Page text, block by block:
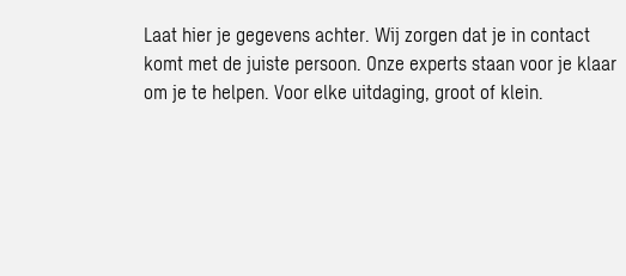
Laat hier je gegevens achter. Wij zorgen dat je in contact
komt met de juiste persoon. Onze experts staan voor je klaar
om je te helpen. Voor elke uitdaging, groot of klein.